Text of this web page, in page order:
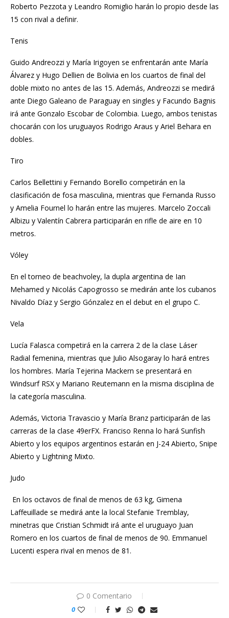
Roberto Pezzota y Leandro Romiglio harán lo propio desde las
15 con rival a definir.
Tenis
Guido Andreozzi y María Irigoyen se enfrentarán ante María
Álvarez y Hugo Dellien de Bolivia en los cuartos de final del
doble mixto no antes de las 15. Además, Andreozzi se medirá
ante Diego Galeano de Paraguay en singles y Facundo Bagnis
irá ante Gonzalo Escobar de Colombia. Luego, ambos tenistas
chocarán con los uruguayos Rodrigo Araus y Ariel Behara en
dobles.
Tiro
Carlos Bellettini y Fernando Borello competirán en la
clasificación de fosa masculina, mientras que Fernanda Russo
y Amelia Fournel lo harán entre las mujeres. Marcelo Zoccali
Albizu y Valentín Cabrera participarán en rifle de aire en 10
metros.
Vóley
En el torneo de beachvoley, la dupla argentina de Ian
Mehamed y Nicolás Capogrosso se medirán ante los cubanos
Nivaldo Díaz y Sergio Gónzalez en el debut en el grupo C.
Vela
Lucía Falasca competirá en la carrera 2 de la clase Láser
Radial femenina, mientras que Julio Alsogaray lo hará entres
los hombres. María Tejerina Mackern se presentará en
Windsurf RSX y Mariano Reutemann en la misma disciplina de
la categoría masculina.
Además, Victoria Travascio y María Branz participarán de las
carreras de la clase 49erFX. Franciso Renna lo hará Sunfish
Abierto y los equipos argentinos estarán en J-24 Abierto, Snipe
Abierto y Lightning Mixto.
Judo
En los octavos de final de menos de 63 kg, Gimena
Laffeuillade se medirá ante la local Stefanie Tremblay,
minetras que Cristian Schmidt irá ante el uruguayo Juan
Romero en los cuartos de final de menos de 90. Emmanuel
Lucenti espera rival en menos de 81.
0 Comentario
0